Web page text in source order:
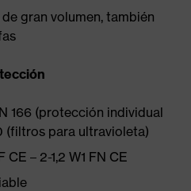
gran volumen, también
166 (protección individual
(filtros para ultravioleta)
– 2-1,2 W1 FN CE